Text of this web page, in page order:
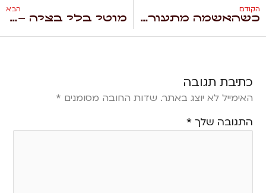
הקודם
כשהאשמה מתעוררת – מדריך רגשי להורים שמתמודדים עם ADHD
הבא
מוטי בלי בציה – עצלן או פשוט צריך להבין את המוח שלו?
כתיבת תגובה
האימייל לא יוצג באתר. שדות החובה מסומנים *
התגובה שלך *